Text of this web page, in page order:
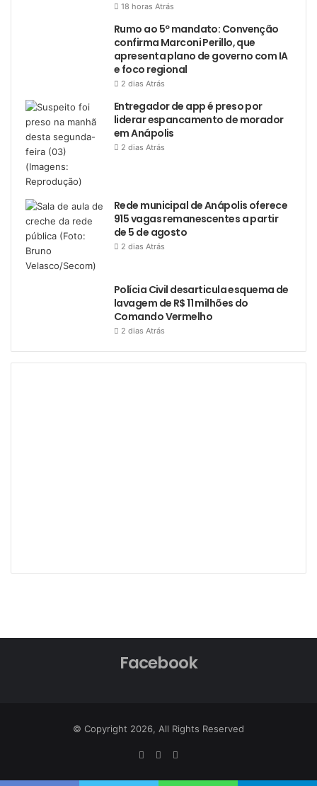
18 horas Atrás
Rumo ao 5º mandato: Convenção
confirma Marconi Perillo, que
apresenta plano de governo com IA
e foco regional
2 dias Atrás
Entregador de app é preso por
liderar espancamento de morador
em Anápolis
2 dias Atrás
Rede municipal de Anápolis oferece
915 vagas remanescentes a partir
de 5 de agosto
2 dias Atrás
Polícia Civil desarticula esquema de
lavagem de R$ 11 milhões do
Comando Vermelho
2 dias Atrás
Facebook
© Copyright 2026, All Rights Reserved